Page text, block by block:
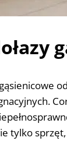
gąsienicowe
tylko